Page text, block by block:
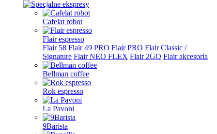
Cafelat robot
Flair espresso
Flair 58 Flair 49 PRO Flair PRO Flair Classic /
Signature Flair NEO FLEX Flair 2GO Flair akcesoria
Bellman coffee
Rok espresso
La Pavoni
9Barista